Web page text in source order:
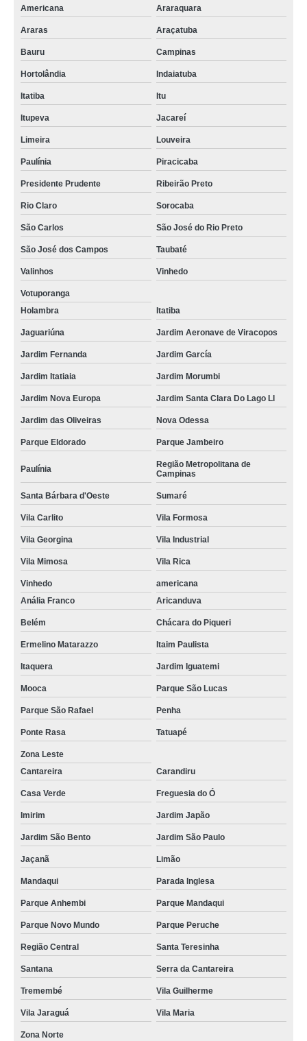
Americana
Araraquara
Araras Araçatuba
Bauru Campinas
Hortolândia Indaiatuba
Itatiba Itu
Itupeva Jacareí
Limeira Louveira
Paulínia Piracicaba
Presidente Prudente Ribeirão Preto
Rio Claro Sorocaba
São Carlos São José do Rio Preto
São José dos Campos Taubaté
Valinhos Vinhedo
Votuporanga
Holambra
Itatiba
Jaguariúna Jardim Aeronave de Viracopos
Jardim Fernanda Jardim García
Jardim Itatiaia Jardim Morumbi
Jardim Nova Europa Jardim Santa Clara Do Lago Ll
Jardim das Oliveiras Nova Odessa
Parque Eldorado Parque Jambeiro
Paulínia
Região Metropolitana de
Campinas
Santa Bárbara d'Oeste Sumaré
Vila Carlito Vila Formosa
Vila Georgina Vila Industrial
Vila Mimosa Vila Rica
Vinhedo
americana
Anália Franco
Aricanduva
Belém Chácara do Piqueri
Ermelino Matarazzo Itaim Paulista
Itaquera Jardim Iguatemi
Mooca Parque São Lucas
Parque São Rafael Penha
Ponte Rasa Tatuapé
Zona Leste
Cantareira
Carandiru
Casa Verde Freguesia do Ó
Imirim Jardim Japão
Jardim São Bento Jardim São Paulo
Jaçanã Limão
Mandaqui Parada Inglesa
Parque Anhembi Parque Mandaqui
Parque Novo Mundo Parque Peruche
Região Central Santa Teresinha
Santana Serra da Cantareira
Tremembé Vila Guilherme
Vila Jaraguá Vila Maria
Zona Norte